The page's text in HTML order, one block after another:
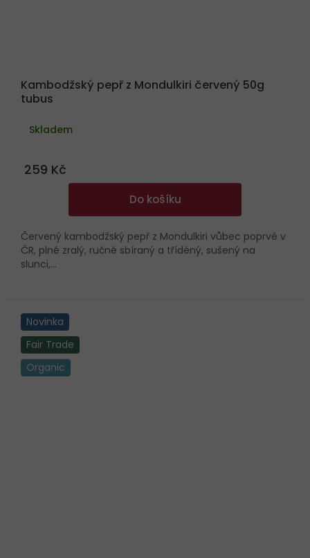
Kambodžský pepř z Mondulkiri červený 50g
tubus
Skladem
259 Kč
Do košíku
Červený kambodžský pepř z Mondulkiri vůbec poprvé v
ČR, plně zralý, ručně sbíraný a tříděný, sušený na
slunci,...
Novinka
Fair Trade
Organic